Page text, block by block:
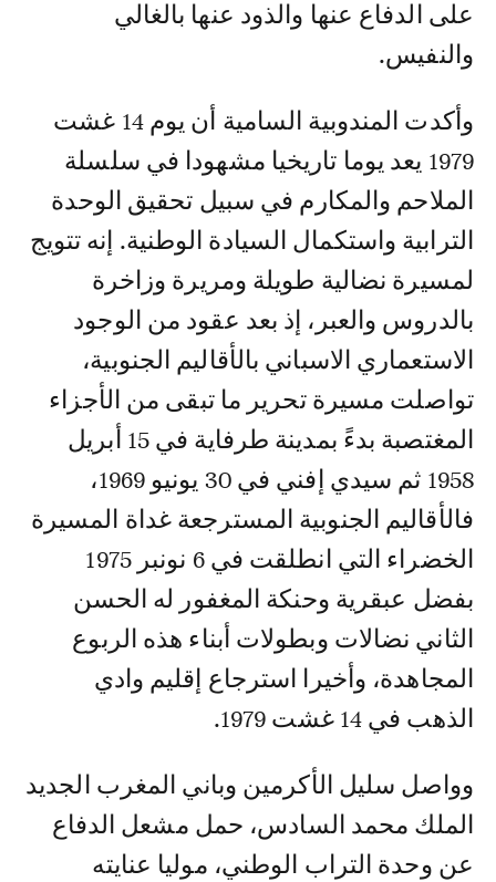
على الدفاع عنها والذود عنها بالغالي
والنفيس.
وأكدت المندوبية السامية أن يوم 14 غشت
1979 يعد يوما تاريخيا مشهودا في سلسلة
الملاحم والمكارم في سبيل تحقيق الوحدة
الترابية واستكمال السيادة الوطنية. إنه تتويج
لمسيرة نضالية طويلة ومريرة وزاخرة
بالدروس والعبر، إذ بعد عقود من الوجود
الاستعماري الاسباني بالأقاليم الجنوبية،
تواصلت مسيرة تحرير ما تبقى من الأجزاء
المغتصبة بدءً بمدينة طرفاية في 15 أبريل
1958 ثم سيدي إفني في 30 يونيو 1969،
فالأقاليم الجنوبية المسترجعة غداة المسيرة
الخضراء التي انطلقت في 6 نونبر 1975
بفضل عبقرية وحنكة المغفور له الحسن
الثاني نضالات وبطولات أبناء هذه الربوع
المجاهدة، وأخيرا استرجاع إقليم وادي
الذهب في 14 غشت 1979.
وواصل سليل الأكرمين وباني المغرب الجديد
الملك محمد السادس، حمل مشعل الدفاع
عن وحدة التراب الوطني، موليا عنايته